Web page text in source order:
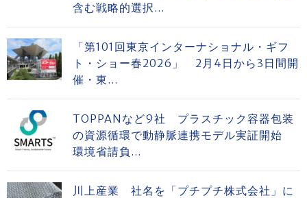
含む戦略的選択...
「第101回東京インターナショナル・ギフ
ト・ショー春2026」 2月4日から3日間開
催・東...
TOPPANなど9社 プラスチック容器包装
の資源循環で動静脈連携モデル実証開始
環境省請負...
川上産業 社名を「プチプチ株式会社」に